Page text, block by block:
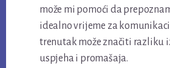
može mi pomoći da
idealno vrijeme za
trenutak može značiti razliku
uspjeha i promašaja.